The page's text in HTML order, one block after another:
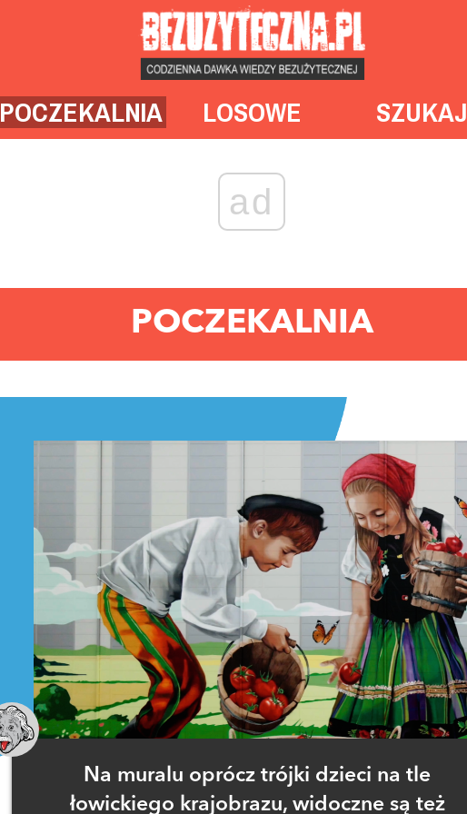
POCZEKALNIA LOSOWE SZUKAJ
ad
POCZEKALNIA
Na muralu oprócz trójki dzieci na tle
łowickiego krajobrazu, widoczne są też